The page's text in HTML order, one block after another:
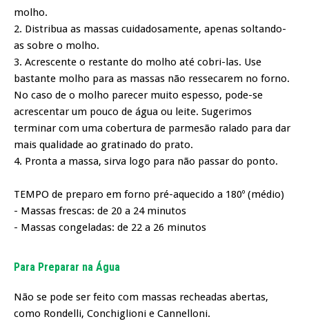
molho.
2. Distribua as massas cuidadosamente, apenas soltando-
as sobre o molho.
3. Acrescente o restante do molho até cobri-las. Use
bastante molho para as massas não ressecarem no forno.
No caso de o molho parecer muito espesso, pode-se
acrescentar um pouco de água ou leite. Sugerimos
terminar com uma cobertura de parmesão ralado para dar
mais qualidade ao gratinado do prato.
4. Pronta a massa, sirva logo para não passar do ponto.
TEMPO de preparo em forno pré-aquecido a 180º (médio)
- Massas frescas: de 20 a 24 minutos
- Massas congeladas: de 22 a 26 minutos
Para Preparar na Água
Não se pode ser feito com massas recheadas abertas,
como Rondelli, Conchiglioni e Cannelloni.